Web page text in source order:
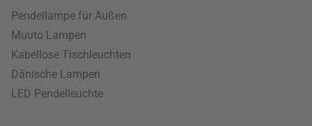
Pendellampe für Außen
Muuto Lampen
Kabellose Tischleuchten
Dänische Lampen
LED Pendelleuchte